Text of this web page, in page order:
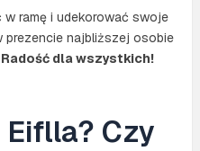
ramę i udekorować swoje
prezencie najbliższej osobie
Radość dla wszystkich!
Czy